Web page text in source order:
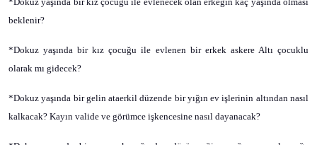
beklenir?
*Dokuz yaşında bir kız çocuğu ile evlenen bir erkek askere Altı çocuklu
olarak mı gidecek?
*Dokuz yaşında bir gelin ataerkil düzende bir yığın ev işlerinin altından nasıl
kalkacak? Kayın valide ve görümce işkencesine nasıl dayanacak?